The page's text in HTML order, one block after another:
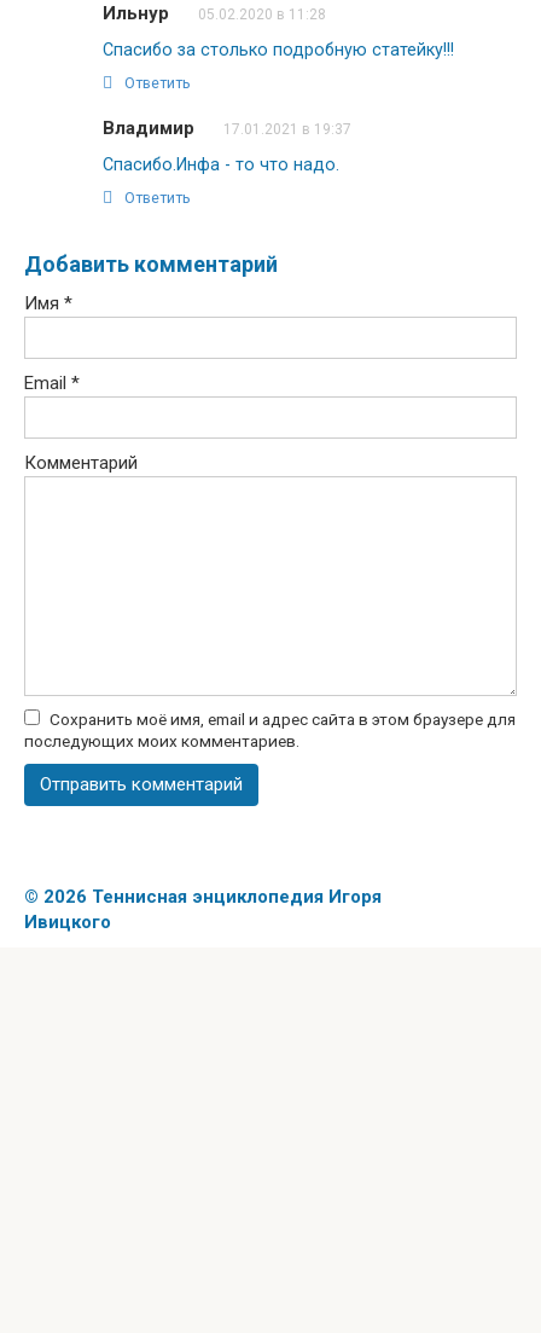
Ильнур 05.02.2020 в 11:28
Спасибо за столько подробную статейку!!!
Ответить
Владимир 17.01.2021 в 19:37
Спасибо.Инфа - то что надо.
Ответить
Добавить комментарий
Имя *
Email *
Комментарий
Сохранить моё имя, email и адрес сайта в этом браузере для
последующих моих комментариев.
© 2026 Теннисная энциклопедия Игоря
Ивицкого